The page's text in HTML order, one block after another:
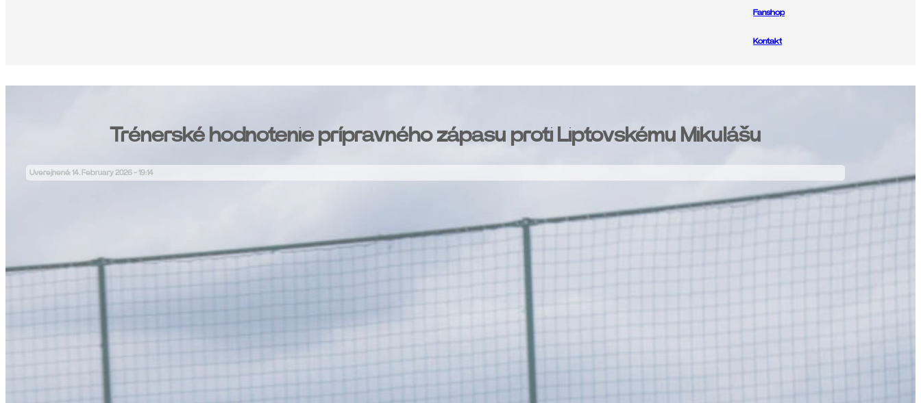
Fanshop
Kontakt
Trénerské hodnotenie prípravného zápasu proti Liptovskému Mikulášu
Uverejnené: 14. February 2026 - 19:14